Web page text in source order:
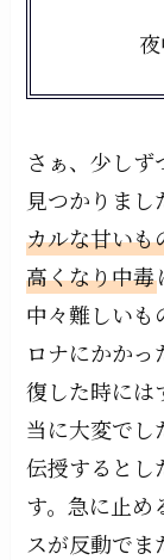
さぁ、少し
見つかりまし
カルな甘いも
高くなり中毒
中々難しいも
ロナにかか
復した時に
当に大変でし
伝授するとし
す。急に止め
スが反動でま